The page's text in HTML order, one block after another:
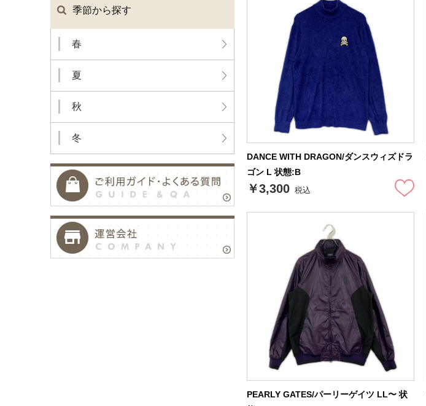
季節から探す
春
夏
秋
冬
DANCE WITH DRAGON/ダンスウィズドラ
ゴン L 状態:B
￥3,300 税込
PEARLY GATES/パーリーゲイツ LL〜 状